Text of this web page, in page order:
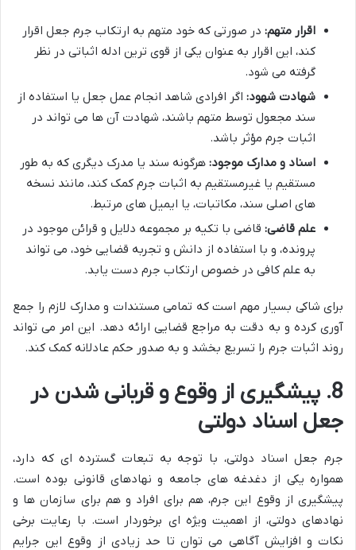
اقرار متهم: در صورتی که خود متهم به ارتکاب جرم جعل اقرار
کند، این اقرار به عنوان یکی از قوی ترین ادله اثباتی در نظر
گرفته می شود.
شهادت شهود: اگر افرادی شاهد انجام عمل جعل یا استفاده از
سند مجعول توسط متهم باشند، شهادت آن ها می تواند در
اثبات جرم مؤثر باشد.
اسناد و مدارک موجود: هرگونه سند یا مدرک دیگری که به طور
مستقیم یا غیرمستقیم به اثبات جرم کمک کند، مانند نسخه
های اصلی سند، مکاتبات، یا ایمیل های مرتبط.
علم قاضی: قاضی با تکیه بر مجموعه دلایل و قرائن موجود در
پرونده، و با استفاده از دانش و تجربه قضایی خود، می تواند
به علم کافی در خصوص ارتکاب جرم دست یابد.
برای شاکی بسیار مهم است که تمامی مستندات و مدارک لازم را جمع
آوری کرده و به دقت به مراجع قضایی ارائه دهد. این امر می تواند
روند اثبات جرم را تسریع بخشد و به صدور حکم عادلانه کمک کند.
8. پیشگیری از وقوع و قربانی شدن در
جعل اسناد دولتی
جرم جعل اسناد دولتی، با توجه به تبعات گسترده ای که دارد،
همواره یکی از دغدغه های جامعه و نهادهای قانونی بوده است.
پیشگیری از وقوع این جرم، هم برای افراد و هم برای سازمان ها و
نهادهای دولتی، از اهمیت ویژه ای برخوردار است. با رعایت برخی
نکات و افزایش آگاهی می توان تا حد زیادی از وقوع این جرایم